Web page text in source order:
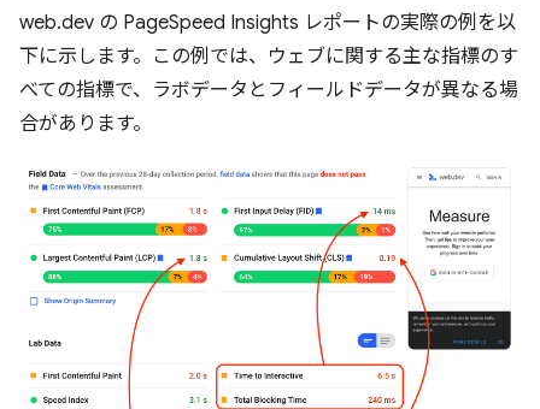
web.dev の PageSpeed Insights レポートの実際の例を以
下に示します。この例では、ウェブに関する主な指標のす
べての指標で、ラボデータとフィールドデータが異なる場
合があります。